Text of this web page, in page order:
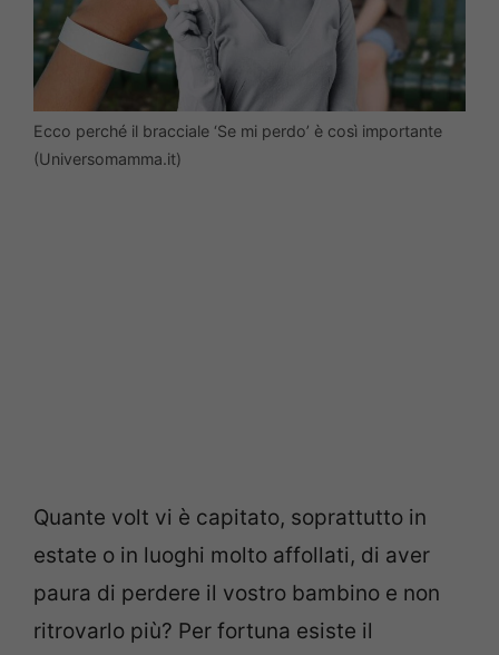
Ecco perché il bracciale ‘Se mi perdo’ è così importante
(Universomamma.it)
Quante volt vi è capitato, soprattutto in
estate o in luoghi molto affollati, di aver
paura di perdere il vostro bambino e non
ritrovarlo più? Per fortuna esiste il